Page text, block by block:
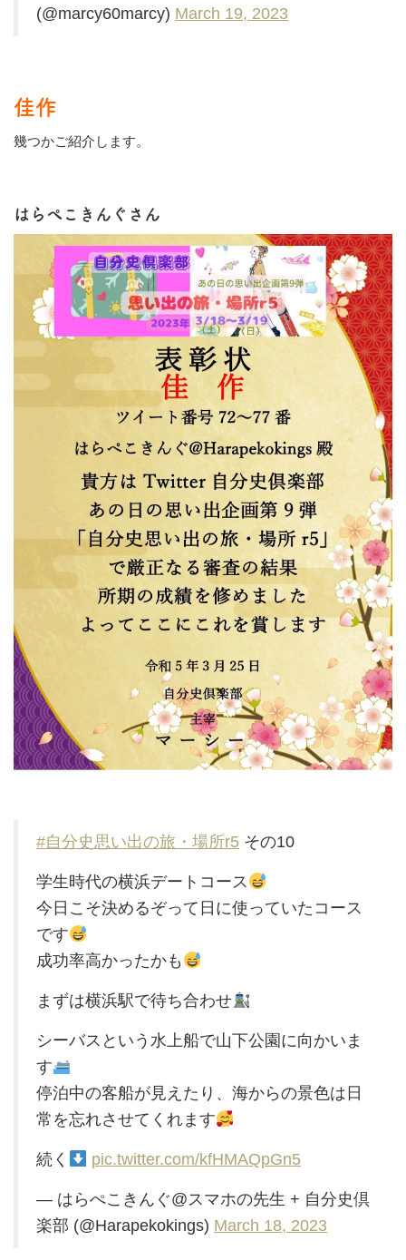
(@marcy60marcy) March 19, 2023
佳作
幾つかご紹介します。
はらぺこきんぐさん
#自分史思い出の旅・場所r5 その10
学生時代の横浜デートコース
今日こそ決めるぞって日に使っていたコース
です
成功率高かったかも
まずは横浜駅で待ち合わせ
シーバスという水上船で山下公園に向かいま
す
停泊中の客船が見えたり、海からの景色は日
常を忘れさせてくれます
続く pic.twitter.com/kfHMAQpGn5
— はらぺこきんぐ@スマホの先生 + 自分史倶
楽部 (@Harapekokings) March 18, 2023